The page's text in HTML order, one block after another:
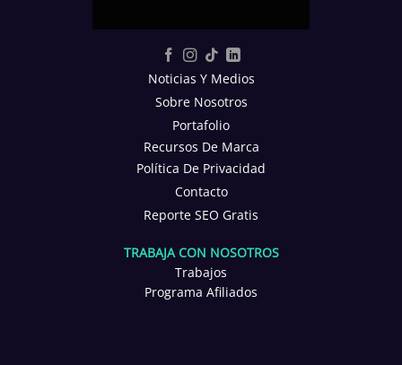
Noticias Y Medios
Sobre Nosotros
Portafolio
Recursos De Marca
Política De Privacidad
Contacto
Reporte SEO Gratis
TRABAJA CON NOSOTROS
Trabajos
Programa Afiliados